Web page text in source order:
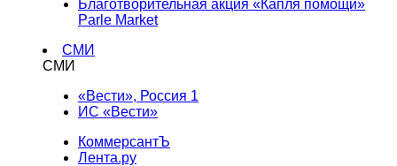
Благотворительная акция «Капля помощи»
Parle Market
СМИ
СМИ
«Вести», Россия 1
ИС «Вести»
КоммерсантЪ
Лента.ру